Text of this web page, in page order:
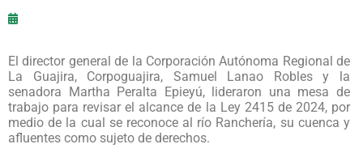
El director general de la Corporación Autónoma Regional de
La Guajira, Corpoguajira, Samuel Lanao Robles y la
senadora Martha Peralta Epieyú, lideraron una mesa de
trabajo para revisar el alcance de la Ley 2415 de 2024, por
medio de la cual se reconoce al río Ranchería, su cuenca y
afluentes como sujeto de derechos.